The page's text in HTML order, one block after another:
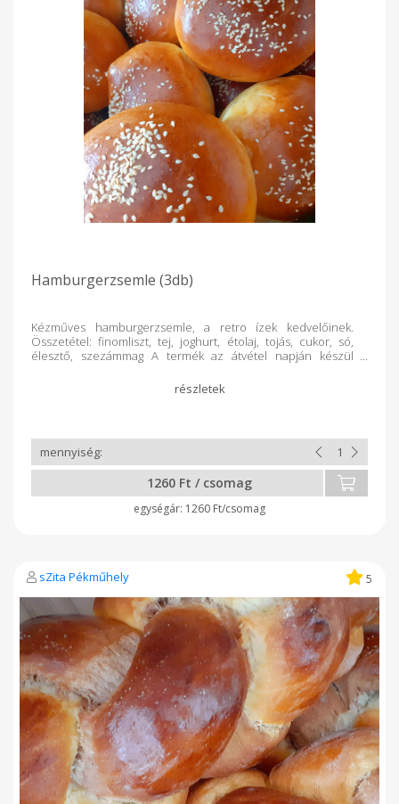
Hamburgerzsemle (3db)
Kézműves hamburgerzsemle, a retro ízek kedvelőinek.
Összetétel: finomliszt, tej, joghurt, étolaj, tojás, cukor, só,
élesztő, szezámmag A termék az átvétel napján készül
Allergének: liszt, tej, tejtermék, tojás, szezámmag Készíti:
Timáné Nagy Zita Krisztina (ev.), sZita Pékműhely Székhely:
1260 Ft / csomag
1260 Ft/csomag
sZita Pékműhely 5